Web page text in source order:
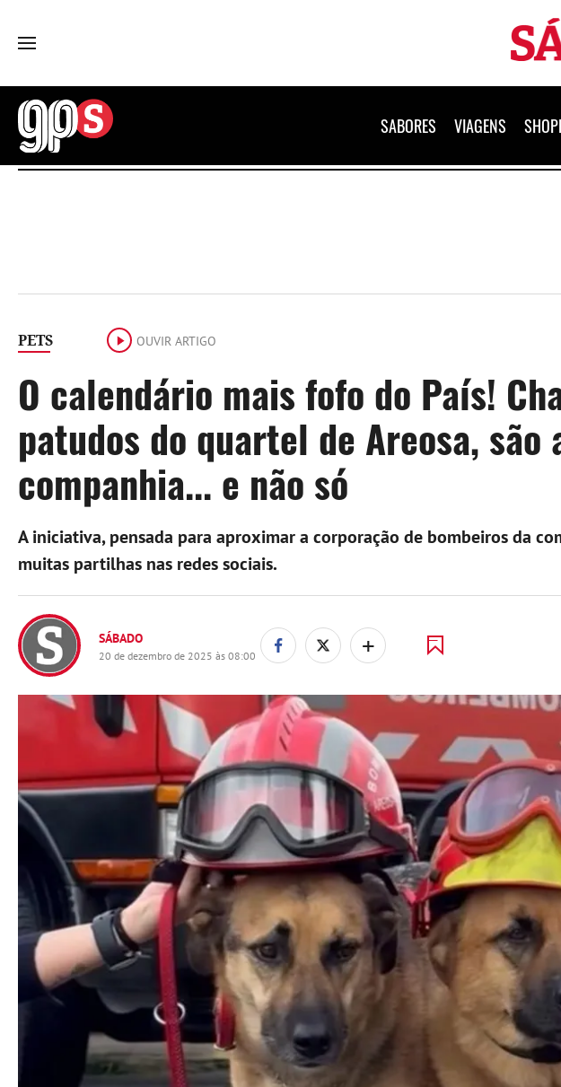
Sábado
GPS
SABORES VIAGENS
PETS OUVIR ARTIGO
O calendário mais fofo do País!
patudos do quartel de Areosa, são
companhia... e não só
A iniciativa, pensada para aproximar a corporação de bombeiros da
muitas partilhas nas redes sociais.
SÁBADO
20 de dezembro de 2025 às 08:00 +